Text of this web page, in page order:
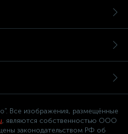
Все изображения, размещённые
, являются собственностью ООО
законодательством РФ об